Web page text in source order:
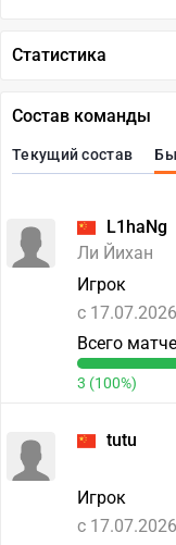
Статистика
Состав команды
Текущий состав
L1haNg
Ли Йихан
Игрок
c
Всего
3 (100%)
tutu
Игрок
c